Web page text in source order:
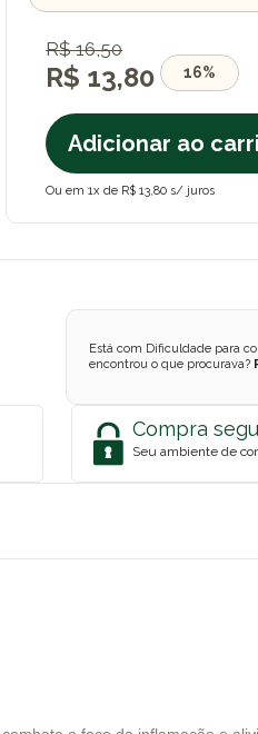
R$ 16,50
R$ 13,80 16%
Adicionar ao
Ou em 1x de R$ 13,80 s/ juros
Está com Dificuldade para
encontrou o que procurava?
Compra
Seu ambiente de